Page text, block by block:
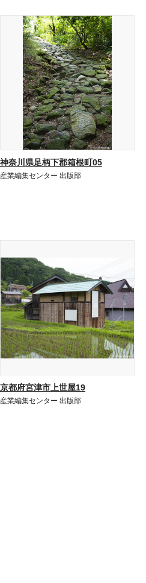
神奈川県足柄下郡箱根町05
産業編集センター 出版部
京都府宮津市上世屋19
産業編集センター 出版部